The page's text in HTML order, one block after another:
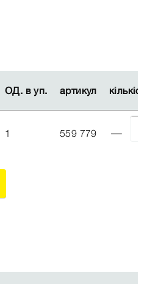
ОД. в уп. артикул
ОД. в уп. артикул
1 559 779